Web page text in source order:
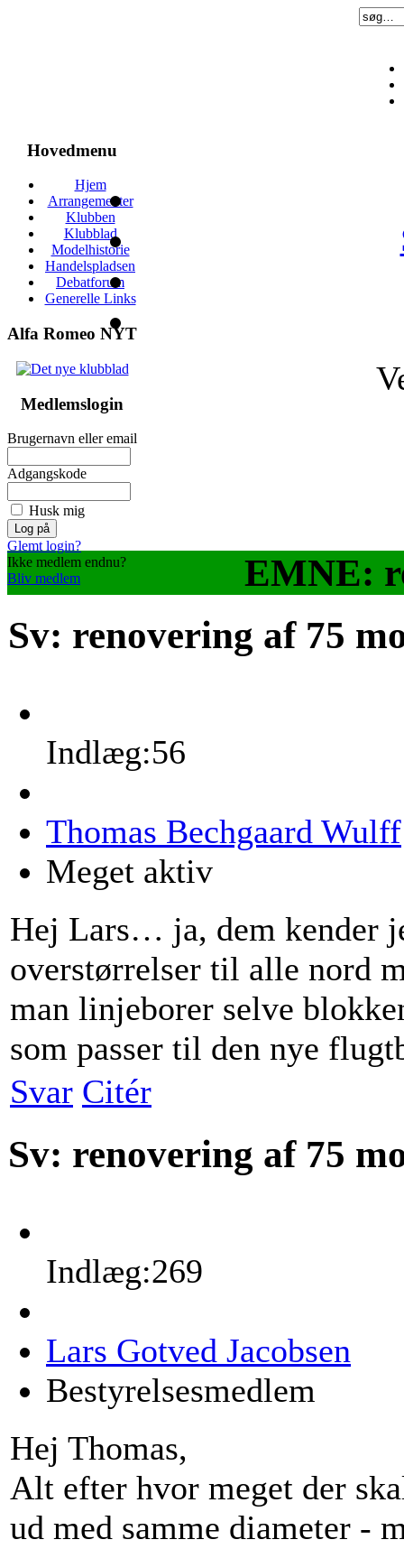
Hovedmenu
Hjem
Arrangementer
Klubben
Klubblad
Modelhistorie
Handelspladsen
Debatforum
Generelle Links
Alfa Romeo NYT
Medlemslogin
Brugernavn eller email
Adgangskode
Husk mig
Glemt login?
Ikke medlem endnu?
Bliv medlem
EMNE:
Sv: renovering af 75
Indlæg:56
Thomas Bechgaard Wulff
Meget aktiv
Hej Lars… ja, dem kender
overstørrelser til alle nord
man linjeborer selve
som passer til den nye
Svar Citér
Sv: renovering af 75
Indlæg:269
Lars Gotved Jacobsen
Bestyrelsesmedlem
Hej Thomas,
Alt efter hvor meget der
ud med samme diameter -